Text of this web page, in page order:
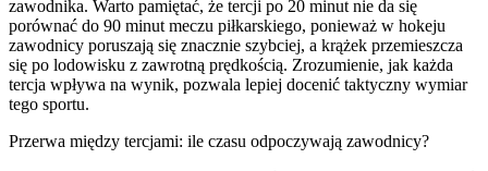
zawodnika. Warto pamiętać, że tercji po 20 minut nie da się
porównać do 90 minut meczu piłkarskiego, ponieważ w hokeju
zawodnicy poruszają się znacznie szybciej, a krążek przemieszcza
się po lodowisku z zawrotną prędkością. Zrozumienie, jak każda
tercja wpływa na wynik, pozwala lepiej docenić taktyczny wymiar
tego sportu.
Przerwa między tercjami: ile czasu odpoczywają zawodnicy?